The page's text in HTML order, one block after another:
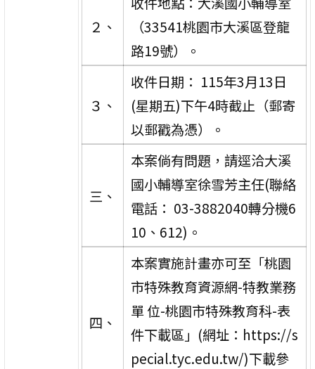
２、
（33541桃園市大溪區登龍
路19號）。
３、
收件日期： 115年3月13日
(星期五)下午4時截止（郵寄
以郵戳為憑）。
三、
本案倘有問題，請逕洽大溪
國小輔導室徐雪芳主任(聯絡
電話： 03-3882040轉分機6
10、612)。
四、
本案實施計畫亦可至「桃園
市特殊教育資源網-特教業務
單 位-桃園市特殊教育科-表
件下載區」(網址：https://s
pecial.tyc.edu.tw/)下載參